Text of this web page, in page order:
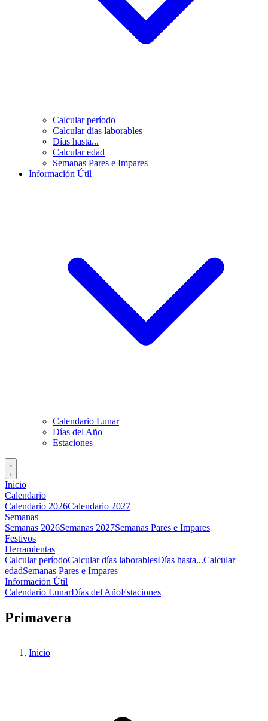
Calcular período
Calcular días laborables
Días hasta...
Calcular edad
Semanas Pares e Impares
Información Útil
Calendario Lunar
Días del Año
Estaciones
Inicio
Calendario
Calendario 2026Calendario 2027
Semanas
Semanas 2026Semanas 2027Semanas Pares e Impares
Festivos
Herramientas
Calcular períodoCalcular días laborablesDías hasta...Calcular
edadSemanas Pares e Impares
Información Útil
Calendario LunarDías del AñoEstaciones
Primavera
Inicio